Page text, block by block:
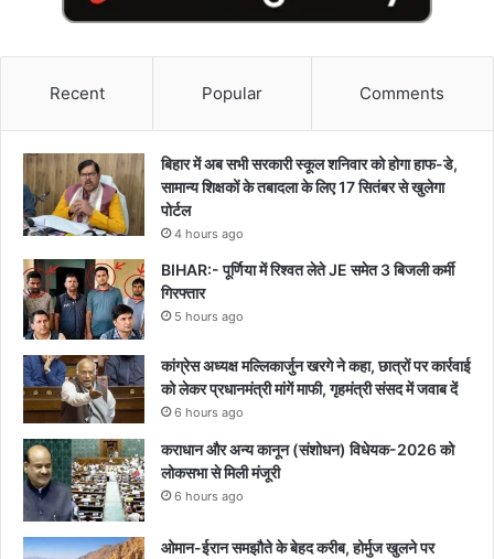
Recent Popular Comments
बिहार में अब सभी सरकारी स्कूल शनिवार को होगा हाफ-डे,
सामान्य शिक्षकों के तबादला के लिए 17 सितंबर से खुलेगा
पोर्टल
4 hours ago
BIHAR:- पूर्णिया में रिश्वत लेते JE समेत 3 बिजली कर्मी
गिरफ्तार
5 hours ago
कांग्रेस अध्यक्ष मल्लिकार्जुन खरगे ने कहा, छात्रों पर कार्रवाई
को लेकर प्रधानमंत्री मांगें माफी, गृहमंत्री संसद में जवाब दें
6 hours ago
कराधान और अन्य कानून (संशोधन) विधेयक-2026 को
लोकसभा से मिली मंजूरी
6 hours ago
ओमान-ईरान समझौते के बेहद करीब, होर्मुज खुलने पर